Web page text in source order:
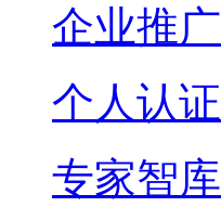
企业推广
个人认证
专家智库